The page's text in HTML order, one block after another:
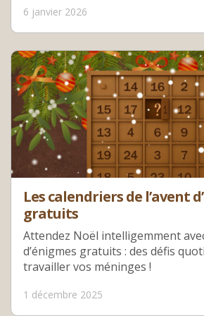
6 janvier 2026
Les calendriers de l’avent
gratuits
Attendez Noël intelligemment
d’énigmes gratuits : des défis
travailler vos méninges !
1 décembre 2025